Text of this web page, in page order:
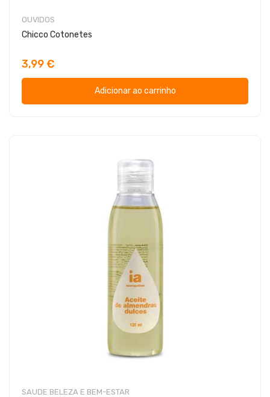
OUVIDOS
Chicco Cotonetes
3,99 €
Adicionar ao carrinho
SAUDE BELEZA E BEM-ESTAR